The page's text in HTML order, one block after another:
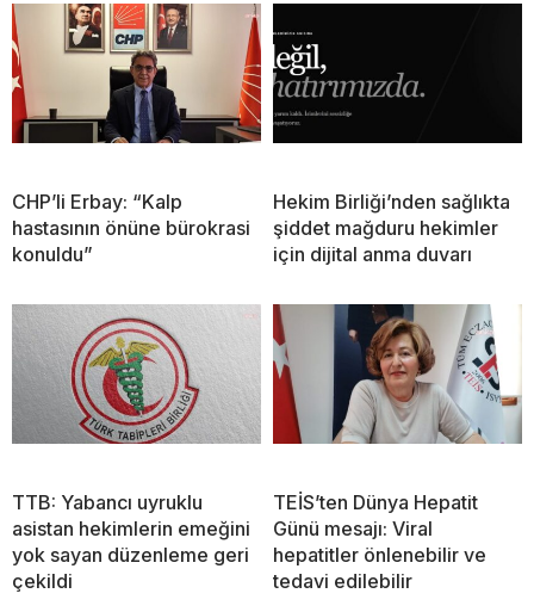
CHP’li Erbay: “Kalp
hastasının önüne bürokrasi
konuldu”
Hekim Birliği’nden sağlıkta
şiddet mağduru hekimler
için dijital anma duvarı
TTB: Yabancı uyruklu
asistan hekimlerin emeğini
yok sayan düzenleme geri
çekildi
TEİS’ten Dünya Hepatit
Günü mesajı: Viral
hepatitler önlenebilir ve
tedavi edilebilir